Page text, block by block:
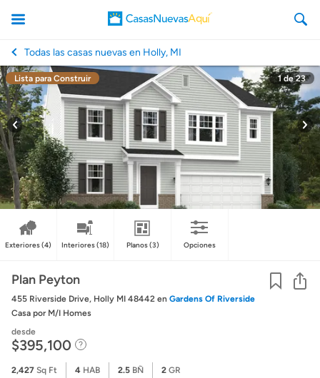
CasasNuevasAqui
Todas las casas nuevas en Holly, MI
Lista para Construir 1de23
Exteriores(4) Interiores(18) Planos(3) Opciones
Plan Peyton
455 Riverside Drive, Holly MI 48442 en Gardens Of Riverside
Casa por M/I Homes
desde
$395,100
2,427 Sq Ft 4 HAB 2.5 BÑ 2 GR